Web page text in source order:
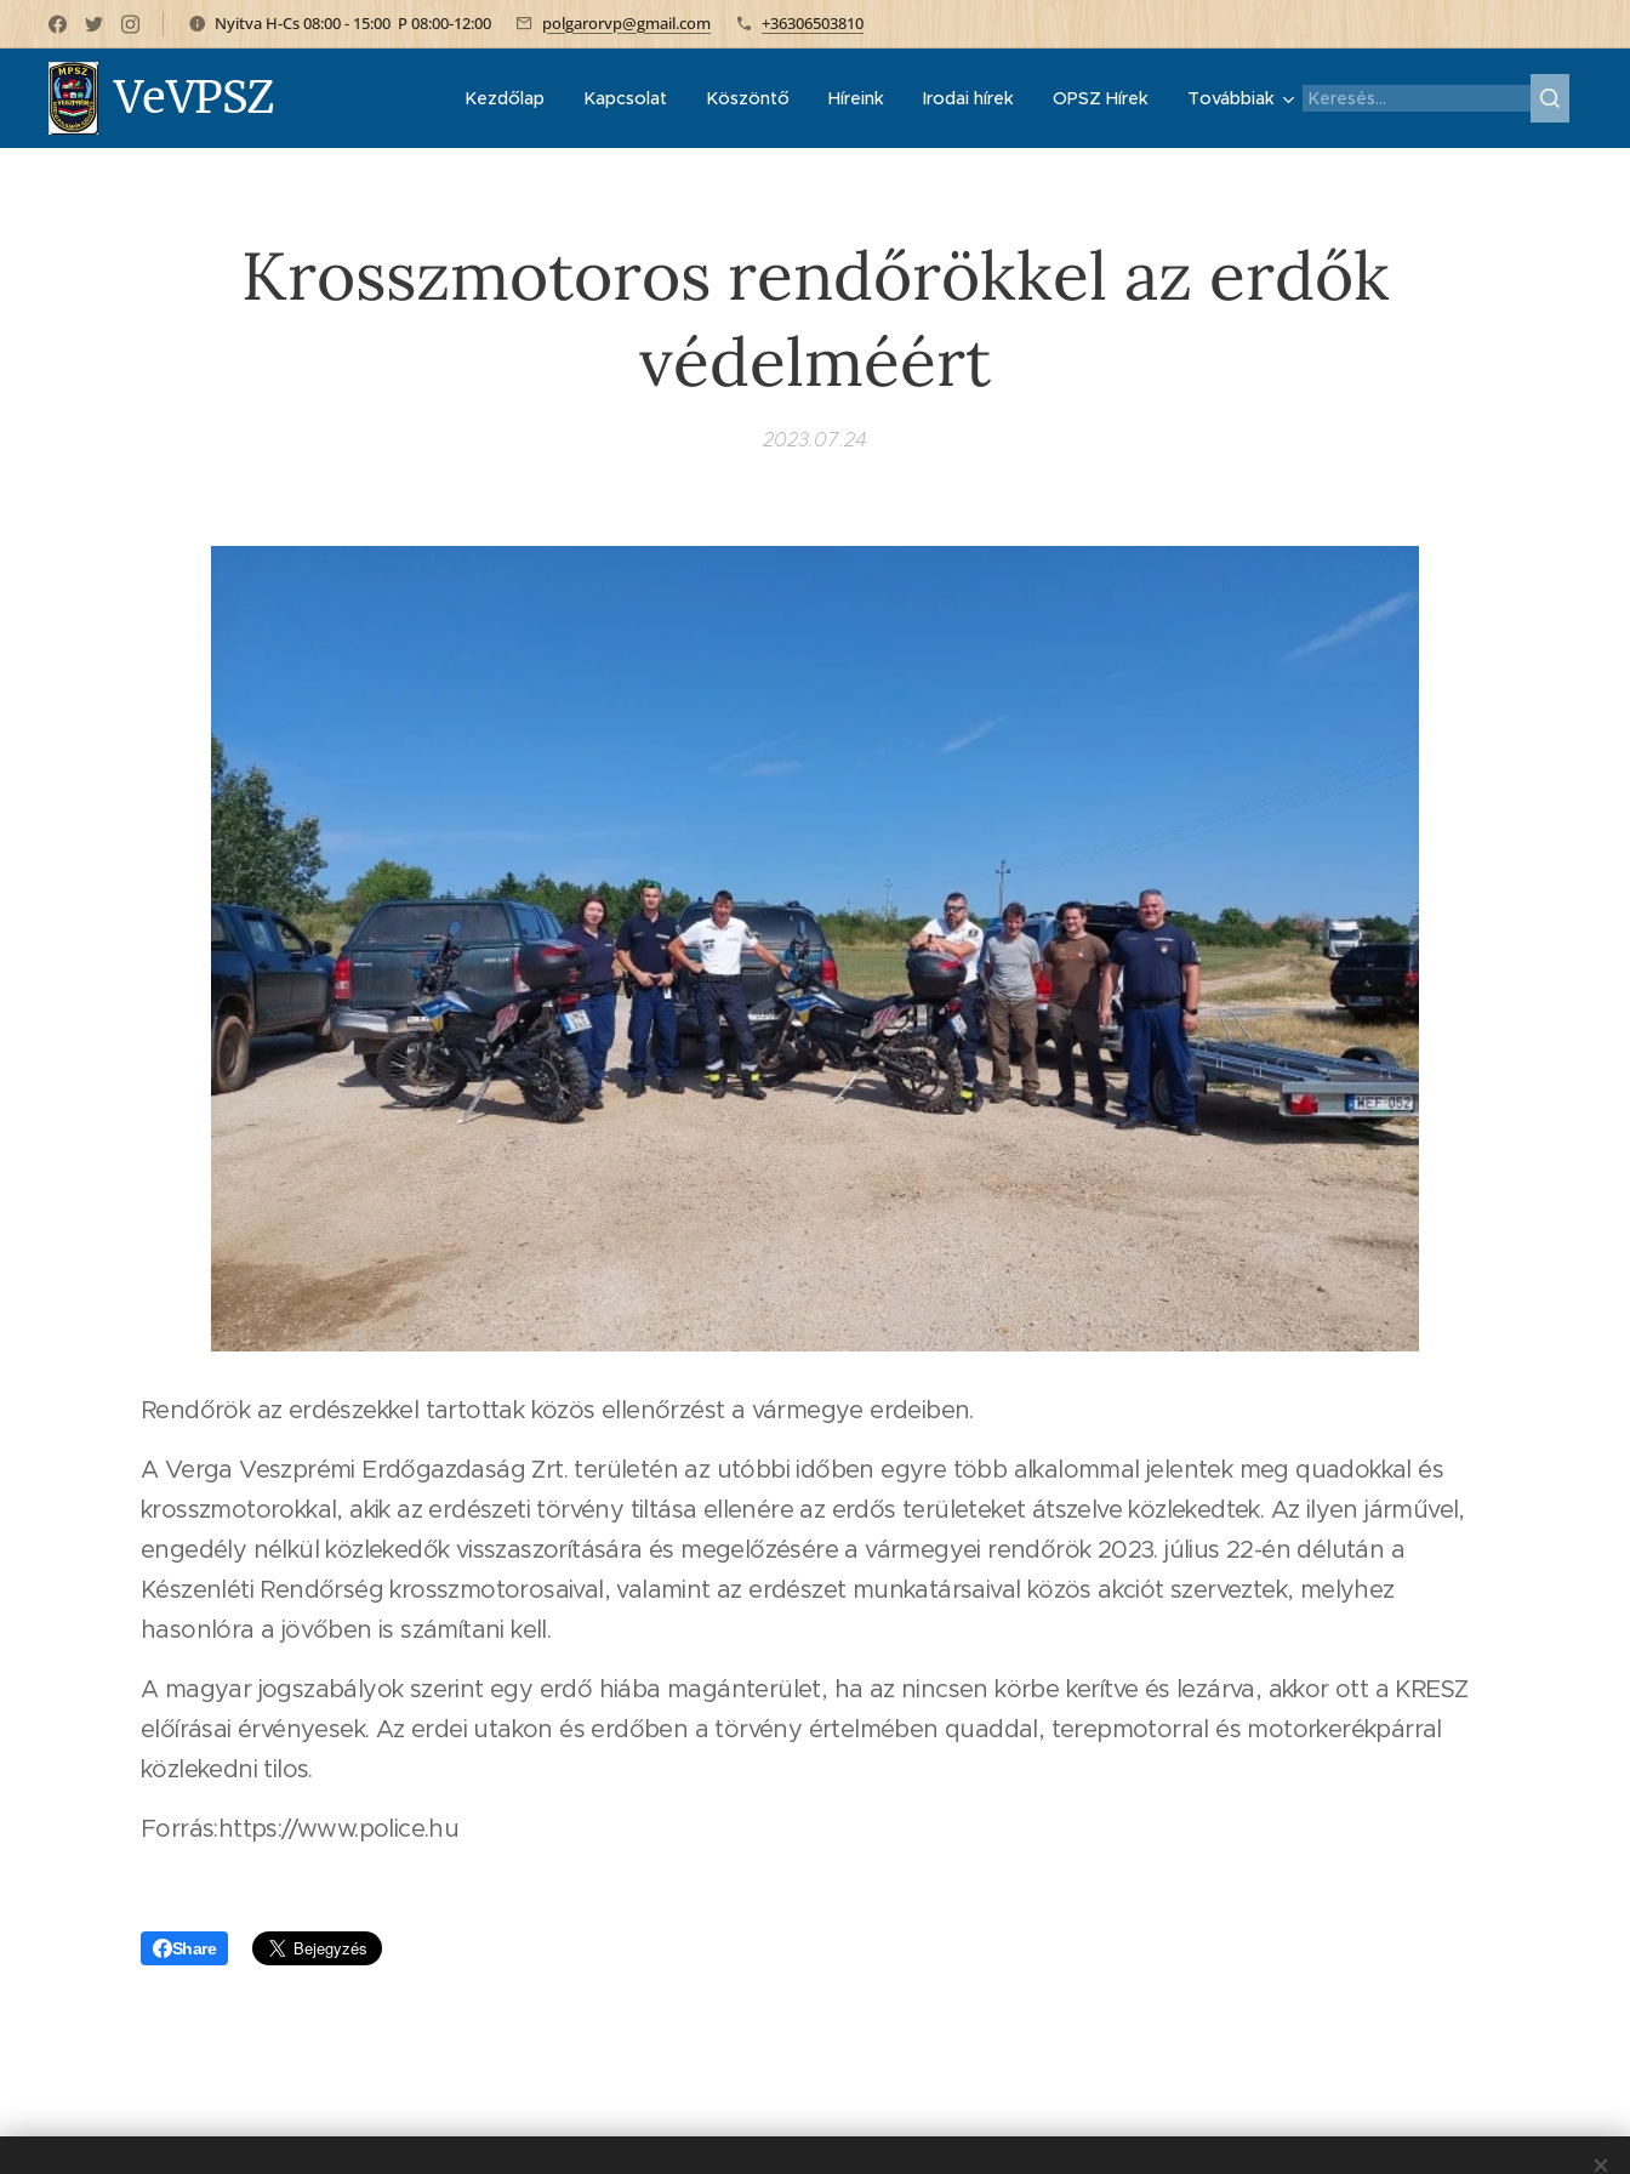
Nyitva H-Cs 08:00 - 15:00 P 08:00-12:00 polgarorvp@gmail.com +36306503810
VeVPSZ Kezdőlap Kapcsolat Köszöntő Híreink Irodai hírek OPSZ Hírek Továbbiak
Krosszmotoros rendőrökkel az erdők
védelméért
2023.07.24
Rendőrök az erdészekkel tartottak közös ellenőrzést a vármegye erdeiben.
A Verga Veszprémi Erdőgazdaság Zrt. területén az utóbbi időben egyre több alkalommal jelentek meg quadokkal és
krosszmotorokkal, akik az erdészeti törvény tiltása ellenére az erdős területeket átszelve közlekedtek. Az ilyen járművel,
engedély nélkül közlekedők visszaszorítására és megelőzésére a vármegyei rendőrök 2023. július 22-én délután a
Készenléti Rendőrség krosszmotorosaival, valamint az erdészet munkatársaival közös akciót szerveztek, melyhez
hasonlóra a jövőben is számítani kell.
A magyar jogszabályok szerint egy erdő hiába magánterület, ha az nincsen körbe kerítve és lezárva, akkor ott a KRESZ
előírásai érvényesek. Az erdei utakon és erdőben a törvény értelmében quaddal, terepmotorral és motorkerékpárral
közlekedni tilos.
Forrás:https://www.police.hu
Share